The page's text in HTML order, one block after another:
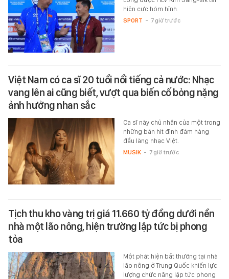
hiện cực hóm hỉnh.
SPORT - 7 giờ trước
Việt Nam có ca sĩ 20 tuổi nổi tiếng cả nước: Nhạc
vang lên ai cũng biết, vượt qua biến cố bỏng nặng
ảnh hưởng nhan sắc
Ca sĩ này chủ nhân của một trong
những bản hit đình đám hàng
đầu làng nhạc Việt.
MUSIK - 7 giờ trước
Tịch thu kho vàng trị giá 11.660 tỷ đồng dưới nền
nhà một lão nông, hiện trường lập tức bị phong
tỏa
Một phát hiện bất thường tại nhà
lão nông ở Trung Quốc khiến lực
lượng chức năng lập tức phong